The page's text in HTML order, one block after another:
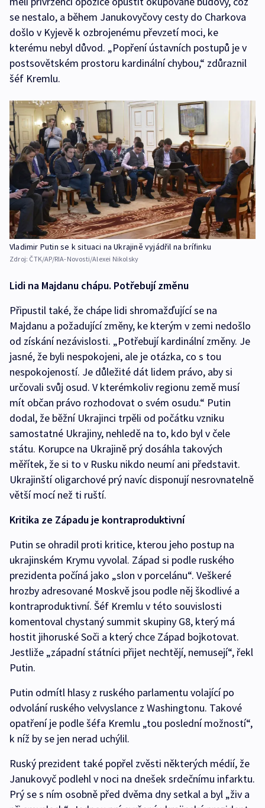
se nestalo, a během Janukovyčovy cesty do Charkova
došlo v Kyjevě k ozbrojenému převzetí moci, ke
kterému nebyl důvod. „Popření ústavních postupů je v
postsovětském prostoru kardinální chybou,“ zdůraznil
šéf Kremlu.
Vladimir Putin se k situaci na Ukrajině vyjádřil na brífinku
Zdroj: ČTK/AP/RIA-Novosti/Alexei Nikolsky
Lidi na Majdanu chápu. Potřebují změnu
Připustil také, že chápe lidi shromažďující se na
Majdanu a požadující změny, ke kterým v zemi nedošlo
od získání nezávislosti. „Potřebují kardinální změny. Je
jasné, že byli nespokojeni, ale je otázka, co s tou
nespokojeností. Je důležité dát lidem právo, aby si
určovali svůj osud. V kterémkoliv regionu země musí
mít občan právo rozhodovat o svém osudu.“ Putin
dodal, že běžní Ukrajinci trpěli od počátku vzniku
samostatné Ukrajiny, nehledě na to, kdo byl v čele
státu. Korupce na Ukrajině prý dosáhla takových
měřítek, že si to v Rusku nikdo neumí ani představit.
Ukrajinští oligarchové prý navíc disponují nesrovnatelně
větší mocí než ti ruští.
Kritika ze Západu je kontraproduktivní
Putin se ohradil proti kritice, kterou jeho postup na
ukrajinském Krymu vyvolal. Západ si podle ruského
prezidenta počíná jako „slon v porcelánu“. Veškeré
hrozby adresované Moskvě jsou podle něj škodlivé a
kontraproduktivní. Šéf Kremlu v této souvislosti
komentoval chystaný summit skupiny G8, který má
hostit jihoruské Soči a který chce Západ bojkotovat.
Jestliže „západní státníci přijet nechtějí, nemusejí“, řekl
Putin.
Putin odmítl hlasy z ruského parlamentu volající po
odvolání ruského velvyslance z Washingtonu. Takové
opatření je podle šéfa Kremlu „tou poslední možností“,
k níž by se jen nerad uchýlil.
Ruský prezident také popřel zvěsti některých médií, že
Janukovyč podlehl v noci na dnešek srdečnímu infarktu.
Prý se s ním osobně před dvěma dny setkal a byl „živ a